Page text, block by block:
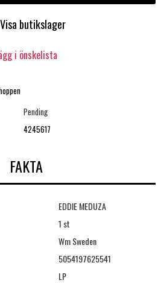
Visa butikslager
i önskelista
Pending
4245617
FAKTA
EDDIE MEDUZA
1 st
Wm Sweden
5054197625541
LP